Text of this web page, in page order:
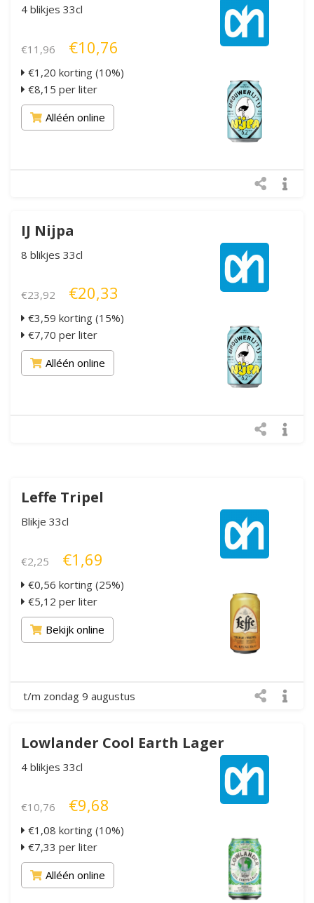
4 blikjes 33cl
€11,96 €10,76
€1,20 korting (10%)
€8,15 per liter
Alléén online
IJ Nijpa
8 blikjes 33cl
€23,92 €20,33
€3,59 korting (15%)
€7,70 per liter
Alléén online
Leffe Tripel
Blikje 33cl
€2,25 €1,69
€0,56 korting (25%)
€5,12 per liter
Bekijk online
t/m zondag 9 augustus
Lowlander Cool Earth Lager
4 blikjes 33cl
€10,76 €9,68
€1,08 korting (10%)
€7,33 per liter
Alléén online